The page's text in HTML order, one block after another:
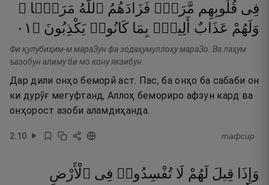
فِى قُلُوبِهِم مَّرَضٌۭ فَزَادَهُمُ ٱللَّهُ مَرَضًۭا ۖ
وَلَهُمْ عَذَابٌ أَلِيمٌۢ بِمَا كَانُوا۟ يَكْذِبُونَ ۝ ١٠
Фи қулубиҳим-м мараЗун фа зодаҳумуллоҳу мараЗо. Ва лаҳум
ъазобун алиму би мо кону якзибун.
Дар дили онҳо беморӣ аст. Пас, ба онҳо ба сабаби он
ки дурӯғ мегуфтанд, Аллоҳ бемориро афзун кард ва
онҳорост азоби аламдиҳанда.
2:10 тафсир
وَإِذَا قِيلَ لَهُمْ لَا تُفْسِدُوا۟ فِى ٱلْأَرْضِ